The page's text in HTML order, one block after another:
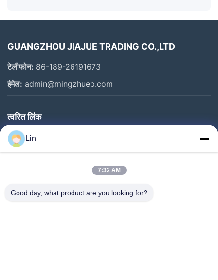
GUANGZHOU JIAJUE TRADING CO.,LTD
टेलीफोन: 86-189-26191673
ईमेल: admin@mingzhuep.com
त्वरित लिंक
घर
उत्पाद
कारखाने का दौरा
Lin
7:32 AM
Good day, what product are you looking for?